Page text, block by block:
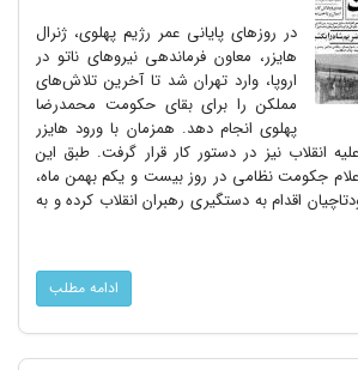
در روزهای پایانی عمر رژیم پهلوی، ژنرال
هایزر، معاون فرماندهی نیروهای ناتو در
اروپا، وارد تهران شد تا آخرین تلاش‌های
مملکن را برای بقای حکومت محمدرضا
پهلوی انجام دهد. همزمان با ورود هایزر
انقلاب نیز در دستور کار قرار گرفت. طبق این
جکومت نظامی در روز بیست و یکم بهمن ماه،
کودتاچیان اقدام به دستگیری رهبران انقلاب کرده و به
ادامه مطلب